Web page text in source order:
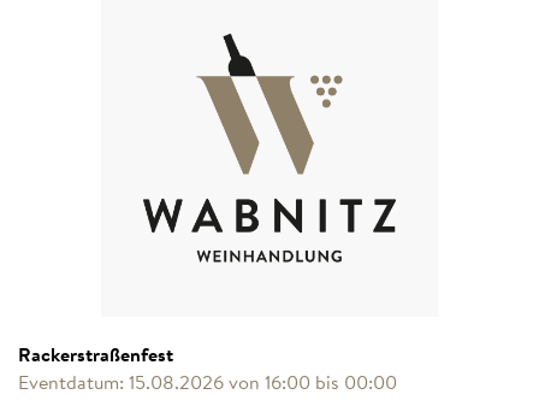
Rackerstraßenfest
Eventdatum: 15.08.2026 von 16:00 bis 00:00